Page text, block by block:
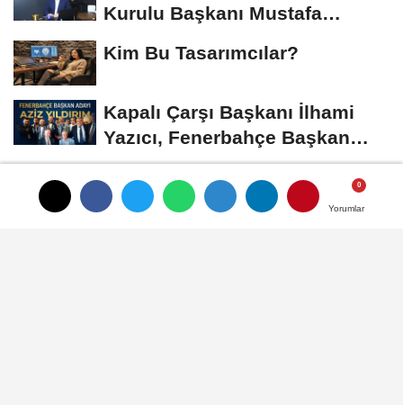
Yorumlar
Yorumlar
Kurulu Başkanı Mustafa
Kim Bu Tasarımcılar?
Kapalı Çarşı Başkanı İlhami
Yazıcı, Fenerbahçe Başkan
Adayı...
ÇOK OKUNAN HABERLER